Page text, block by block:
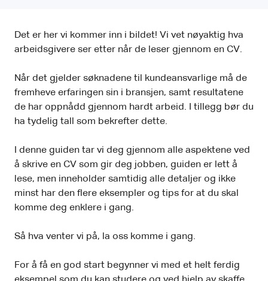
Det er her vi kommer inn i bildet! Vi vet nøyaktig hva
arbeidsgivere ser etter når de leser gjennom en CV.
Når det gjelder søknadene til kundeansvarlige må de
fremheve erfaringen sin i bransjen, samt resultatene
de har oppnådd gjennom hardt arbeid. I tillegg bør du
ha tydelig tall som bekrefter dette.
I denne guiden tar vi deg gjennom alle aspektene ved
å skrive en CV som gir deg jobben, guiden er lett å
lese, men inneholder samtidig alle detaljer og ikke
minst har den flere eksempler og tips for at du skal
komme deg enklere i gang.
Så hva venter vi på, la oss komme i gang.
For å få en god start begynner vi med et helt ferdig